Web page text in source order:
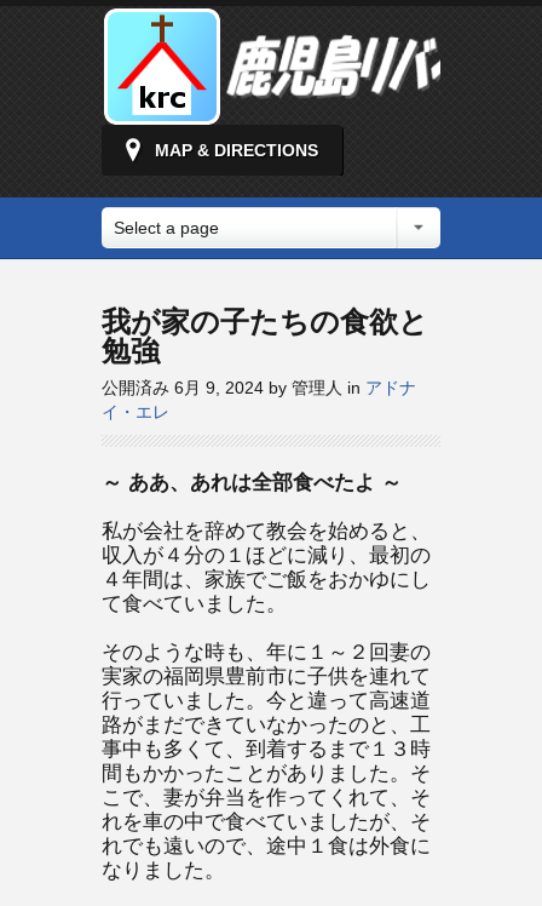
MAP & DIRECTIONS
Select a page
我が家の子たちの食欲と
勉強
公開済み 6月 9, 2024 by 管理人 in アドナ
イ・エレ
～ ああ、あれは全部食べたよ ～
私が会社を辞めて教会を始めると、
収入が４分の１ほどに減り、最初の
４年間は、家族でご飯をおかゆにし
て食べていました。
そのような時も、年に１～２回妻の
実家の福岡県豊前市に子供を連れて
行っていました。今と違って高速道
路がまだできていなかったのと、工
事中も多くて、到着するまで１３時
間もかかったことがありました。そ
こで、妻が弁当を作ってくれて、そ
れを車の中で食べていましたが、そ
れでも遠いので、途中１食は外食に
なりました。